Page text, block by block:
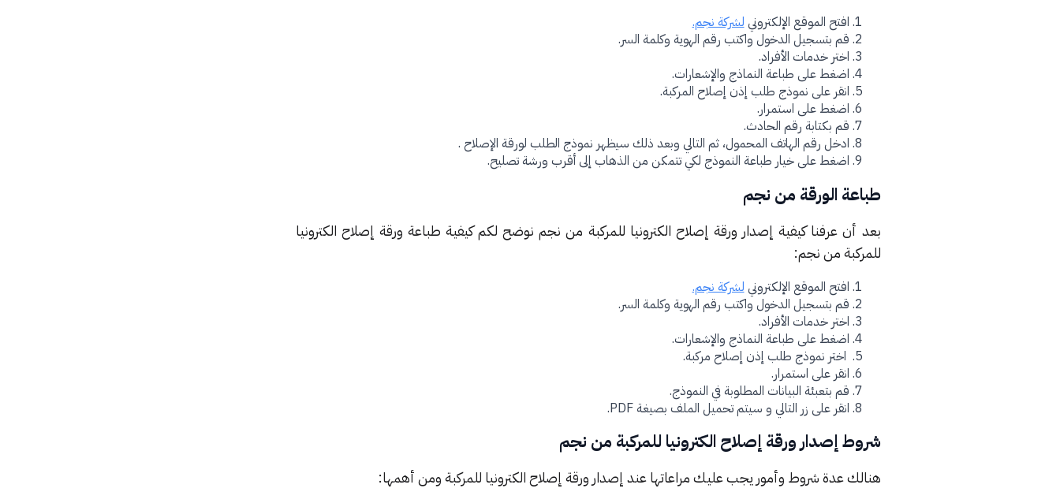
افتح الموقع الإلكترونيلشركة نجم.
قم بتسجيل الدخول واكتب رقم الهوية وكلمة السر.
اختر خدمات الأفراد.
اضغط على طباعة النماذج والإشعارات.
انقر على نموذج طلب إذن إصلاح المركبة.
اضغط على استمرار.
قم بكتابة رقم الحادث.
ادخل رقم الهاتف المحمول، ثم التالي وبعد ذلك سيظهر نموذج الطلب لورقة الإصلاح .
اضغط على خيار طباعة النموذج لكي تتمكن من الذهاب إلى أقرب ورشة تصليح.
طباعة الورقة من نجم
بعد أن عرفنا كيفية إصدار ورقة إصلاح الكترونيا للمركبة من نجم نوضح لكم كيفية طباعة ورقة إصلاح الكترونيا
للمركبة من نجم:
افتح الموقع الإلكتروني لشركة نجم.
قم بتسجيل الدخول واكتب رقم الهوية وكلمة السر.
اختر خدمات الأفراد.
اضغط على طباعة النماذج والإشعارات.
اختر نموذج طلب إذن إصلاح مركبة.
انقر على استمرار.
قم بتعبئة البيانات المطلوبة في النموذج.
انقر على زر التالي و سيتم تحميل الملف بصيغة PDF.
شروط إصدار ورقة إصلاح الكترونيا للمركبة من نجم
هنالك عدة شروط وأمور يجب عليك مراعاتها عند إصدار ورقة إصلاح الكترونيا للمركبة ومن أهمها: